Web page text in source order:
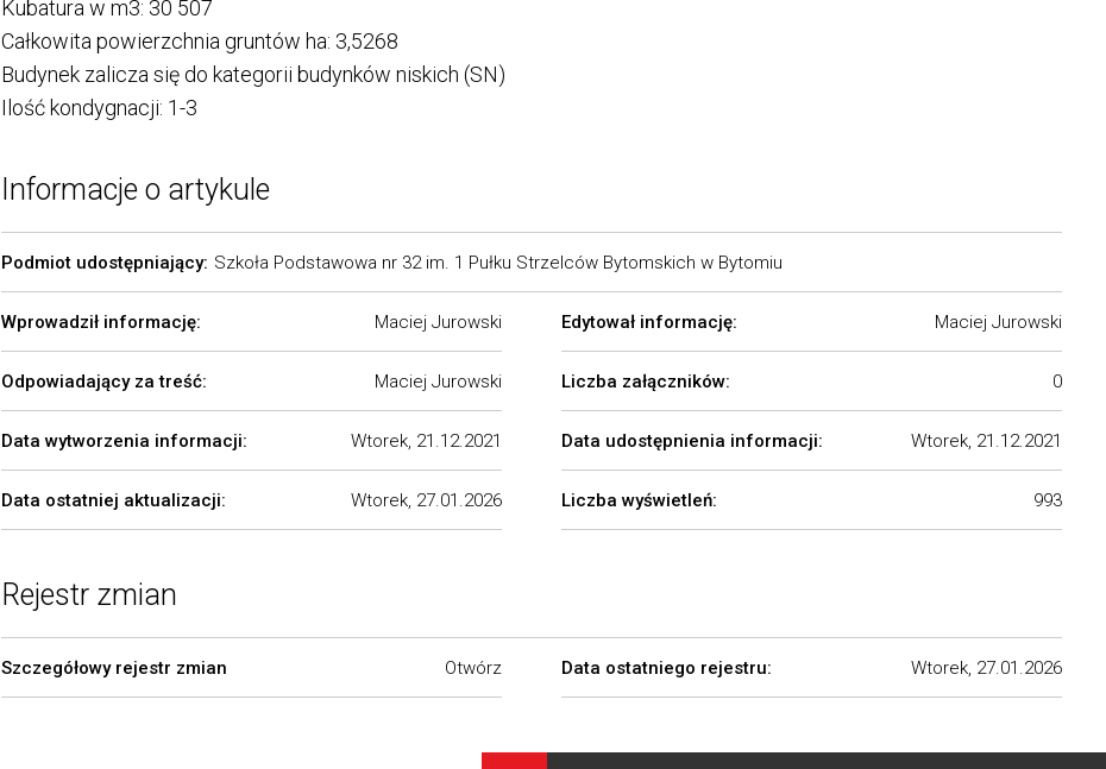
Kubatura w m3: 30 507
Całkowita powierzchnia gruntów ha: 3,5268
Budynek zalicza się do kategorii budynków niskich (SN)
Ilość kondygnacji: 1-3
Informacje o artykule
Podmiot udostępniający: Szkoła Podstawowa nr 32 im. ​1 Pułku Strzelców Bytomskich w Bytomiu
Wprowadził informację: Maciej Jurowski Edytował informację: Maciej Jurowski
Odpowiadający za treść: Maciej Jurowski Liczba załączników: 0
Data wytworzenia informacji: Wtorek, 21.12.2021 Data udostępnienia informacji: Wtorek, 21.12.2021
Data ostatniej aktualizacji: Wtorek, 27.01.2026 Liczba wyświetleń: 993
Rejestr zmian
Szczegółowy rejestr zmian Otwórz Data ostatniego rejestru: Wtorek, 27.01.2026